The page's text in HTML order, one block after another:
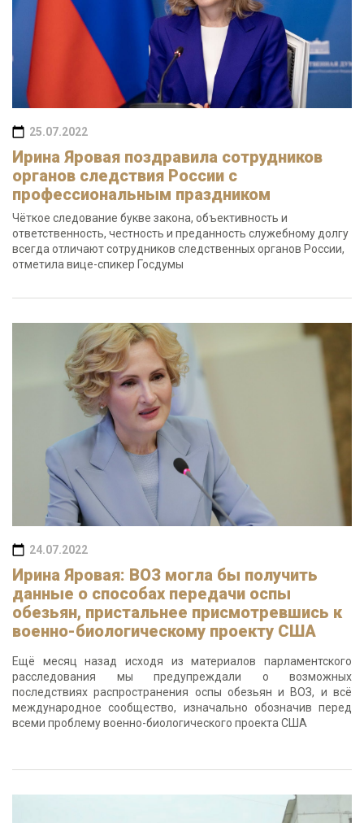
25.07.2022
Ирина Яровая поздравила сотрудников
органов следствия России с
профессиональным праздником
Чёткое следование букве закона, объективность и
ответственность, честность и преданность служебному долгу
всегда отличают сотрудников следственных органов России,
отметила вице-спикер Госдумы
24.07.2022
Ирина Яровая: ВОЗ могла бы получить
данные о способах передачи оспы
обезьян, пристальнее присмотревшись к
военно-биологическому проекту США
Ещё месяц назад исходя из материалов парламентского
расследования мы предупреждали о возможных
последствиях распространения оспы обезьян и ВОЗ, и всё
международное сообщество, изначально обозначив перед
всеми проблему военно-биологического проекта США